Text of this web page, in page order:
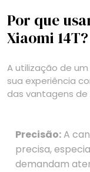
Por que
Xiaomi 14T?
A utilização de
sua experiência
das vantagens
Precisão:A
precisa,
demandam